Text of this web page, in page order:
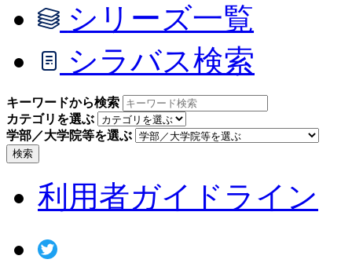
シリーズ一覧
シラバス検索
キーワードから検索
カテゴリを選ぶ
学部／大学院等を選ぶ
検索
利用者ガイドライン